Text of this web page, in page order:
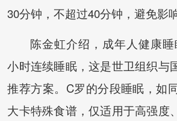
30分钟，不超过40分钟，避免影
陈金虹介绍，成年人健康
小时连续睡眠，这是世卫组织与
推荐方案。C罗的分段睡眠，如
大卡特殊食谱，仅适用于高强度